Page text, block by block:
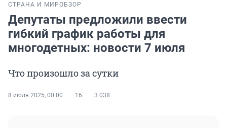
СТРАНА И МИРОБЗОР
Депутаты предложили ввести
гибкий график работы для
многодетных: новости 7 июля
Что произошло за сутки
8 июля 2025, 00:00 16 3 038